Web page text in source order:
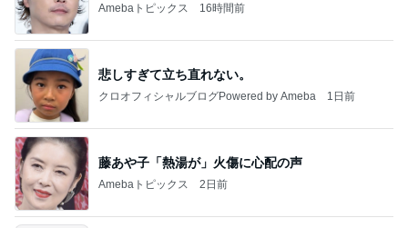
Amebaトピックス 16時間前
悲しすぎて立ち直れない。
クロオフィシャルブログPowered by Ameba 1日前
藤あや子「熱湯が」火傷に心配の声
Amebaトピックス 2日前